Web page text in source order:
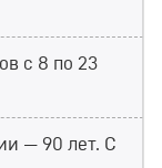
с 8 по 23
— 90 лет. С